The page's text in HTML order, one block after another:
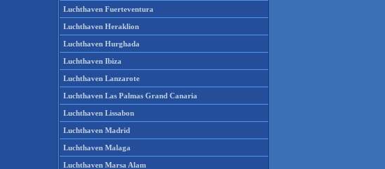
Luchthaven Fuerteventura
Luchthaven Heraklion
Luchthaven Hurghada
Luchthaven Ibiza
Luchthaven Lanzarote
Luchthaven Las Palmas Grand Canaria
Luchthaven Lissabon
Luchthaven Madrid
Luchthaven Malaga
Luchthaven Marsa Alam